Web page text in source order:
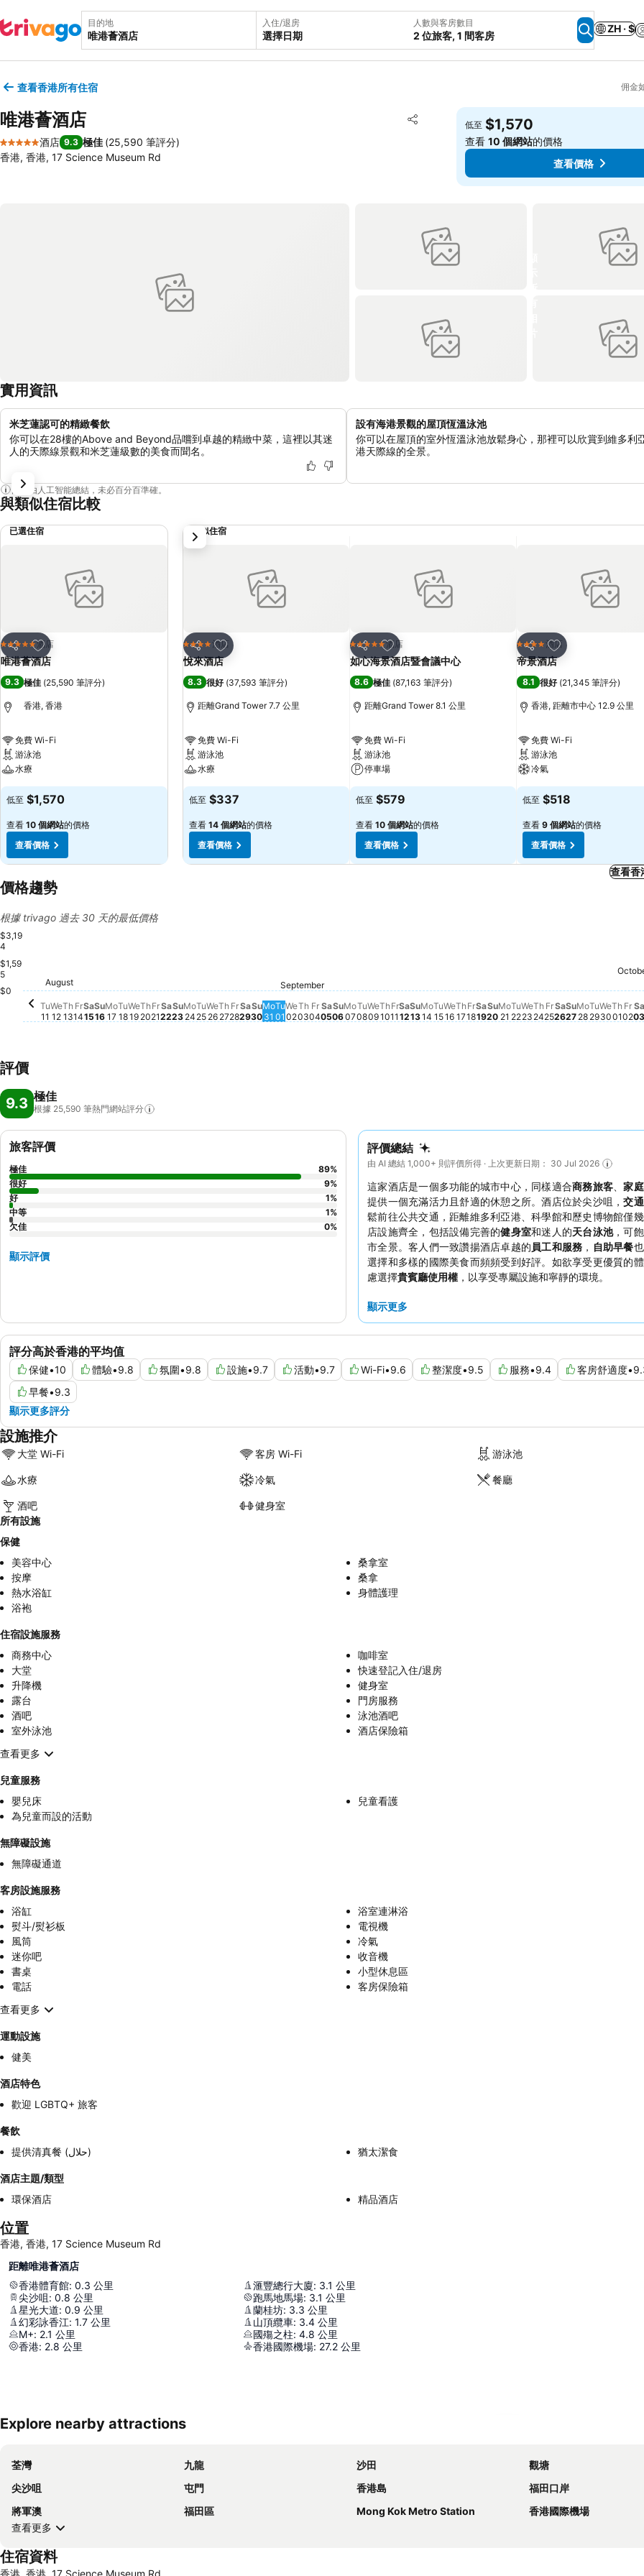
目的地 入住/退房
選擇日期
人數與客房數目
2 位旅客, 1 間客房
ZH · $
查看香港所有住宿 佣金
唯港薈酒店 分享
放到收藏夾
5 星級
酒店 9.3 極佳 (25,590 筆評分)
香港, 香港, 17 Science Museum Rd
低至 $1,570
查看10 個網站的價格
查看價格
實用資訊
米芝蓮認可的精緻餐飲
你可以在28樓的Above and Beyond品嚐到卓越的精緻中菜，這裡以其迷
人的天際線景觀和米芝蓮級數的美食而聞名。
設有海港景觀的屋頂恆溫泳池
你可以在屋頂的室外恆溫泳池放鬆身心，那裡可以欣賞到維多利
港天際線的全景。
內容由人工智能總結，未必百分百準確。
與類似住宿比較
已選住宿
分享
放到收藏夾
5 星級 酒店
唯港薈酒店
9.3 極佳 (25,590 筆評分)
香港, 香港
免費 Wi-Fi
游泳池
水療
低至 $1,570
查看 10 個網站的價格
查看價格
類似住宿
分享
放到收藏夾
4 星級 酒店
悅來酒店
8.3 很好 (37,593 筆評分)
距離Grand Tower 7.7 公里
免費 Wi-Fi
游泳池
水療
低至 $337
查看 14 個網站的價格
查看價格
分享
放到收藏夾
5 星級 酒店
如心海景酒店暨會議中心
8.6 極佳 (87,163 筆評分)
距離Grand Tower 8.1 公里
免費 Wi-Fi
游泳池
停車場
低至 $579
查看 10 個網站的價格
查看價格
分享
放到收藏夾
4 星級 酒店
帝景酒店
8.1 很好 (21,345 筆評分)
香港, 距離市中心 12.9 公里
免費 Wi-Fi
游泳池
冷氣
低至 $518
查看 9 個網站的價格
查看價格
下一步
查看香
價格趨勢
根據 trivago 過去 30 天的最低價格
$3,19
4
$1,59
5
$0
Tuesday, August 11
$2,203
August
Tu
11
Wednesday, August 12
$1,943
We
12
Thursday, August 13
$1,907
Th
13
Fr
14
Sa
15
Sunday, August 16
$1,830
Su
16
Mo
17
Tu
18
Wednesday, August 19
$1,922
We
19
Thursday, August 20
$1,854
Th
20
Fr
21
Sa
22
Su
23
Monday, August 24
$1,914
Mo
24
Tuesday, August 25
Tu
25
Wednesday, August 26
$1,949
We
26
Thursday, August 27
$1,757
Th
27
Friday, August 28
Fr
28
Saturday, August 29
Sa
29
Sunday, August 30
$1,588
Su
30
Monday, August 31
$1,602
Mo
31
Tuesday, September 01
$1,886
September
Tu
01
Wednesday, September 02
$1,930
We
02
Thursday, September 03
$1,927
Th
03
Friday, September 04
$1,969
Fr
04
Sa
05
Su
06
Monday, September 07
$1,877
Mo
07
Tuesday, September 08
$1,902
Tu
08
Wednesday, September 09
$1,943
We
09
Th
10
Fr
11
Sa
12
Su
13
Mo
14
Tu
15
We
16
Th
17
Fr
18
Sa
19
Su
20
Monday, September 21
$1,911
Mo
21
Tuesday, September 22
$1,927
Tu
22
We
23
Th
24
Friday,
Fr
25
Saturday,
Sa
26
Su
27
Monday,
$1,859
Mo
28
$1,856
Tu
29
We
30
Th
01
Fr
02
Sa
03
評價
9.3 極佳
根據 25,590 筆熱門網站評分
評價總結
由 AI 總結 1,000+ 則評價所得 · 上次更新日期： 30 Jul 2026
這家酒店是一個多功能的城市中心，同樣適合商務旅客 、家庭
提供一個充滿活力且舒適的休憩之所。酒店位於尖沙咀，交
鬆前往公共交通，距離維多利亞港、科學館和歷史博物館僅
店設施齊全，包括設備完善的健身室和迷人的天台泳池，可
市全景。客人們一致讚揚酒店卓越的員工和服務 ， 自助早餐
選擇和多樣的國際美食而頻頻受到好評。如欲享受更優質的
慮選擇貴賓廳使用權 ，以享受專屬設施和寧靜的環境。
顯示更多
評分高於香港的平均值
保健•10 體驗•9.8 氛圍•9.8 設施•9.7 活動•9.7 Wi-Fi•9.6 整潔度•9.5 服務•9.4 客房舒適度•
早餐•9.3
顯示更多評分
旅客評價
極佳 89%
很好
9%
好
1%
中等
1%
欠佳
0%
顯示評價
設施推介
大堂 Wi-Fi 客房 Wi-Fi 游泳池
水療 冷氣 餐廳
酒吧
健身室
所有設施
保健
美容中心
桑拿室
按摩
桑拿
熱水浴缸
身體護理
浴袍
住宿設施服務
商務中心
咖啡室
大堂
快速登記入住/退房
升降機
健身室
露台
門房服務
酒吧
泳池酒吧
室外泳池
酒店保險箱
查看更多
兒童服務
嬰兒床
兒童看護
為兒童而設的活動
無障礙設施
無障礙通道
客房設施服務
浴缸
浴室連淋浴
熨斗/熨衫板
電視機
風筒
冷氣
迷你吧
收音機
書桌
小型休息區
電話
客房保險箱
查看更多
運動設施
健美
酒店特色
歡迎 LGBTQ+ 旅客
餐飲
提供清真餐 (حلال)
猶太潔食
酒店主題/類型
環保酒店
精品酒店
位置
香港, 香港, 17 Science Museum Rd
距離唯港薈酒店
香港體育館: 0.3 公里
尖沙咀: 0.8 公里
星光大道: 0.9 公里
幻彩詠香江: 1.7 公里
M+: 2.1 公里
香港: 2.8 公里
滙豐總行大廈: 3.1 公里
跑馬地馬場: 3.1 公里
蘭桂坊: 3.3 公里
山頂纜車: 3.4 公里
國殤之柱: 4.8 公里
香港國際機場: 27.2 公里
Explore nearby attractions
荃灣 九龍 沙田
觀塘
尖沙咀
屯門 香港島
福田口岸
將軍澳
福田區 Mong Kok Metro Station
香港國際機場
查看更多
住宿資料
香港, 香港, 17 Science Museum Rd